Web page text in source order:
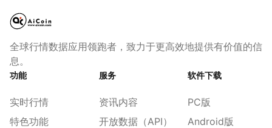
全球行情数据应用领跑者，致力于更高效地提供有价值的信
息。
功能
实时行情
特色功能
服务
资讯内容
开放数据（API）
软件下载
PC版
Android版